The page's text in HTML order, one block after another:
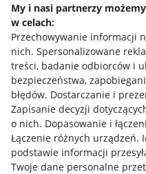
My i nasi partnerzy
w celach:
Przechowywanie informacji
nich. Spersonalizowane
treści, badanie odbiorców i
bezpieczeństwa,
błędów. Dostarczanie i
Zapisanie decyzji
o nich. Dopasowanie i
Łączenie różnych urządzeń.
podstawie informacji
Twoje dane personalne
Allegro Gadane dla
Allegro Gadane dla
Mapa miejscowości
Informacje prawne
Regulamin
Polityka plików "cookies"